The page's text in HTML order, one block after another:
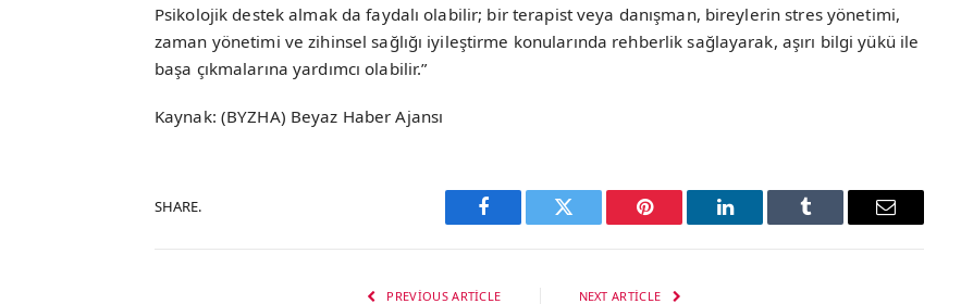
Psikolojik destek almak da faydalı olabilir; bir terapist veya danışman, bireylerin stres yönetimi,
zaman yönetimi ve zihinsel sağlığı iyileştirme konularında rehberlik sağlayarak, aşırı bilgi yükü ile
başa çıkmalarına yardımcı olabilir.”
Kaynak: (BYZHA) Beyaz Haber Ajansı
SHARE.
Facebook Twitter Pinterest LinkedIn Tumblr Email
PREVIOUS ARTICLE NEXT ARTICLE